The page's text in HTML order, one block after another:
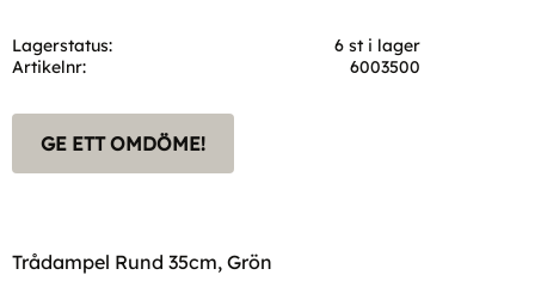
Lagerstatus
6 st i lager
Artikelnr
6003500
GE ETT OMDÖME!
Trådampel Rund 35cm, Grön